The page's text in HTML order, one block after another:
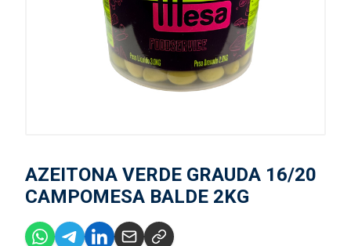
AZEITONA VERDE GRAUDA 16/20
CAMPOMESA BALDE 2KG